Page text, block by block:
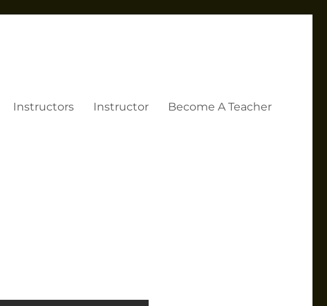
Instructors Instructor Become A Teacher